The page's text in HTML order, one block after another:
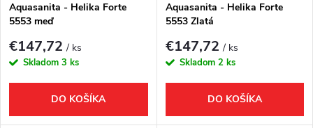
Aquasanita - Helika Forte
5553 meď
€147,72/ ks
Skladom 3 ks
DO KOŠÍKA
Aquasanita - Helika Forte
5553 Zlatá
€147,72/ ks
Skladom 2 ks
DO KOŠÍKA